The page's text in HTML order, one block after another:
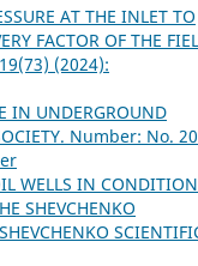
AT THE INLET TO
FACTOR OF THE
(2024):
IN UNDERGROUND
Number: No.
WELLS IN
SHEVCHENKO